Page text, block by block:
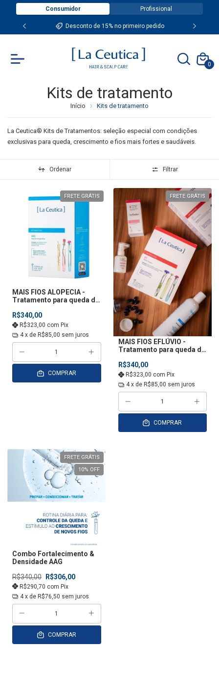
Consumidor Profissional
Desconto de 15% no primeiro pedido
0
Kits de tratamento
Início Kits de tratamento
La Ceutica® Kits de Tratamentos: seleção especial com condições
exclusivas para queda, crescimento e fios mais fortes e saudáveis.
Ordenar Filtrar
FRETE GRÁTIS
MAIS FIOS ALOPECIA -
Tratamento para queda de
R$340,00
R$323,00 com Pix
4 x de R$85,00 sem juros
COMPRAR
FRETE GRÁTIS
MAIS FIOS EFLÚVIO -
Tratamento para queda de
R$340,00
R$323,00 com Pix
4 x de R$85,00 sem juros
COMPRAR
FRETE GRÁTIS
10% OFF
Combo Fortalecimento &
Densidade AAG
R$340,00
R$306,00
R$290,70 com Pix
4 x de R$76,50 sem juros
COMPRAR